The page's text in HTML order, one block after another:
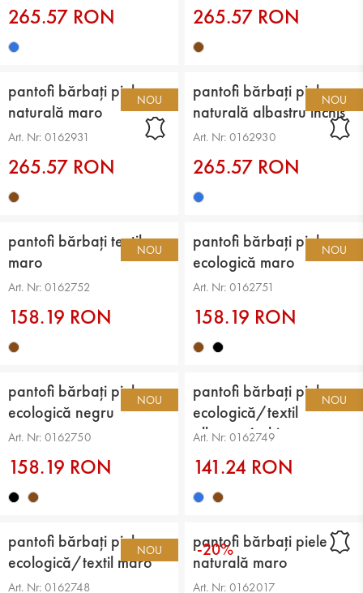
265.57 RON 265.57 RON
NOU
pantofi bărbați piele
naturală maro
Art. Nr: 0162931
265.57 RON
NOU
pantofi bărbați piele
naturală albastru închis
Art. Nr: 0162930
265.57 RON
NOU
pantofi bărbați textil
maro
Art. Nr: 0162752
158.19 RON
NOU
pantofi bărbați piele
ecologică maro
Art. Nr: 0162751
158.19 RON
NOU
pantofi bărbați piele
ecologică negru
Art. Nr: 0162750
158.19 RON
NOU
pantofi bărbați piele
ecologică/textil
albastru închis
Art. Nr: 0162749
141.24 RON
NOU
pantofi bărbați piele
ecologică/textil maro
Art. Nr: 0162748
-20%
pantofi bărbați piele
naturală maro
Art. Nr: 0162017